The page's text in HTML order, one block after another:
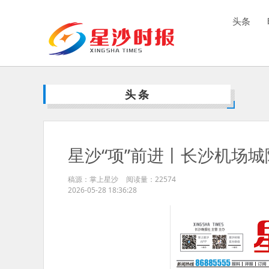
头条
头条
星沙“项”前进丨长沙机场
稿源：掌上星沙 阅读量： 22574
2026-05-28 18:36:28